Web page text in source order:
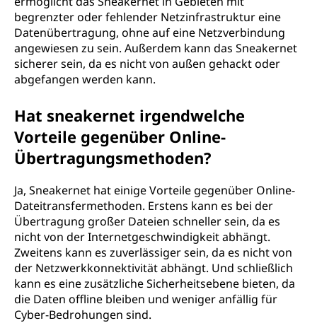
begrenzter oder fehlender Netzinfrastruktur eine
Datenübertragung, ohne auf eine Netzverbindung
angewiesen zu sein. Außerdem kann das Sneakernet
sicherer sein, da es nicht von außen gehackt oder
abgefangen werden kann.
Hat sneakernet irgendwelche
Vorteile gegenüber Online-
Übertragungsmethoden?
Ja, Sneakernet hat einige Vorteile gegenüber Online-
Dateitransfermethoden. Erstens kann es bei der
Übertragung großer Dateien schneller sein, da es
nicht von der Internetgeschwindigkeit abhängt.
Zweitens kann es zuverlässiger sein, da es nicht von
der Netzwerkkonnektivität abhängt. Und schließlich
kann es eine zusätzliche Sicherheitsebene bieten, da
die Daten offline bleiben und weniger anfällig für
Cyber-Bedrohungen sind.